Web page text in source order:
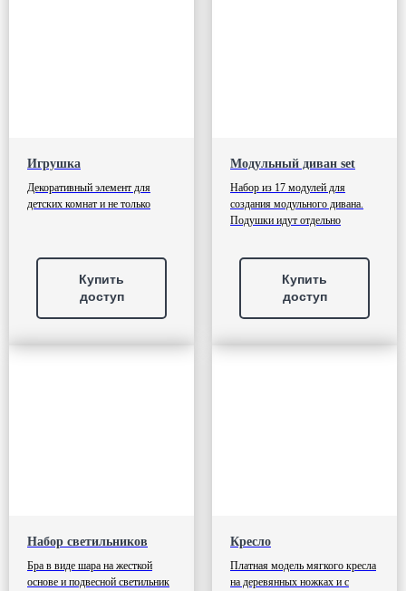
Игрушка
Декоративный элемент для
детских комнат и не только
Купить
доступ
Модульный диван set
Набор из 17 модулей для
создания модульного дивана.
Подушки идут отдельно
Купить
доступ
Набор светильников
Бра в виде шара на жесткой
основе и подвесной светильник
Кресло
Платная модель мягкого кресла
на деревянных ножках и с